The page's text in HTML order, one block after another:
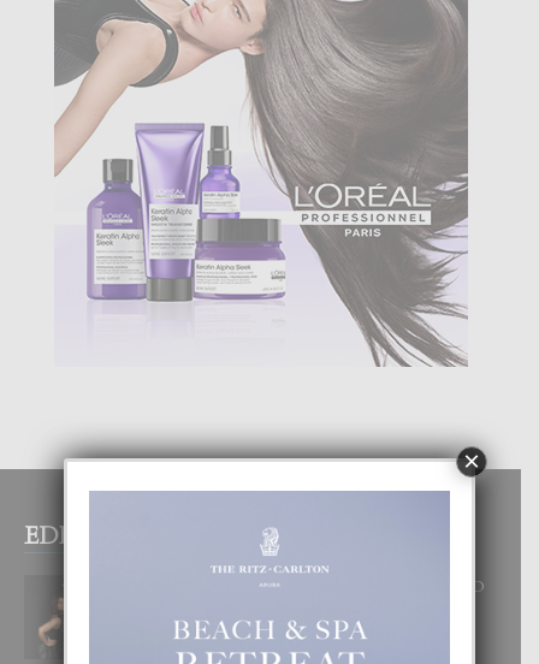
EDITOR PICKS
RA BEAUTY ACADEMY: “E PRINCIPIO
6 August, 2026
×